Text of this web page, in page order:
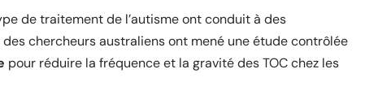
de traitement de l’autisme ont conduit à des
chercheurs australiens ont mené une étude contrôlée
pour réduire la fréquence et la gravité des TOC chez les